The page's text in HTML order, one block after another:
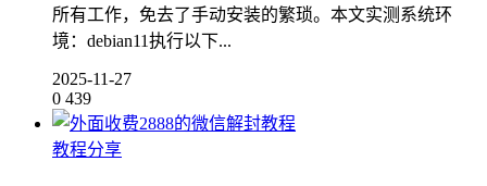
所有工作，免去了手动安装的繁琐。本文实测系统环
境：debian11执行以下...
2025-11-27
0 439
教程分享